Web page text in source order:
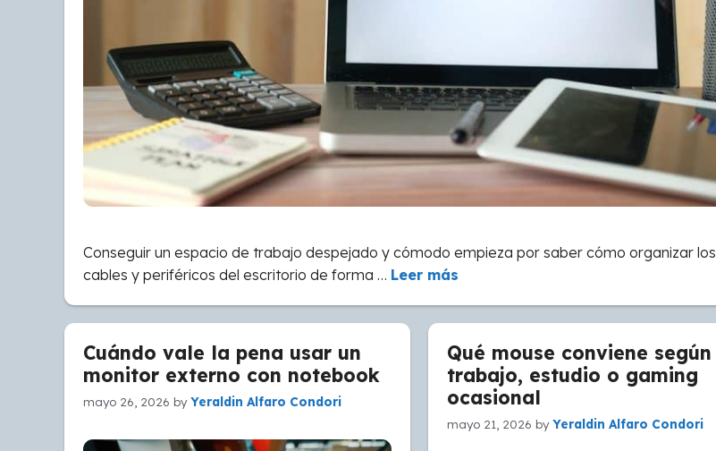
Conseguir un espacio de trabajo despejado y cómodo empieza por saber cómo organizar los
cables y periféricos del escritorio de forma … Leer más
Cuándo vale la pena usar un
monitor externo con notebook
mayo 26, 2026 byYeraldin Alfaro Condori
Qué mouse conviene según
trabajo, estudio o gaming
ocasional
mayo 21, 2026 byYeraldin Alfaro Condori